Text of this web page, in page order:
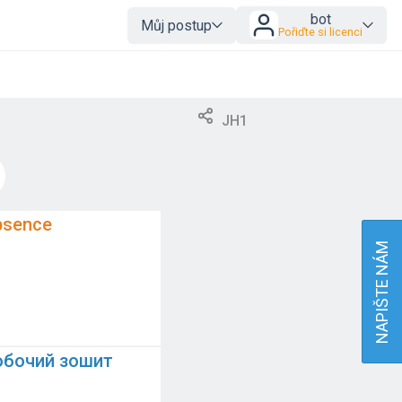
Můj postup bot
Pořiďte si licenci
JH1
зошит
NAPIŠTE NÁM